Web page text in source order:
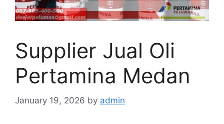
Supplier Jual Oli
Pertamina Medan
January 19, 2026 by admin